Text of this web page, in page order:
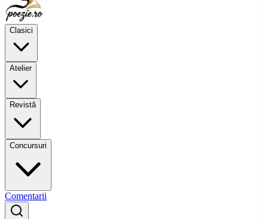
Clasici
Atelier
Revistă
Concursuri
Comentarii